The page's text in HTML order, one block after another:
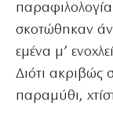
σκοτώθηκαν
εμένα μ’
Διότι ακριβώς
παραμύθι,